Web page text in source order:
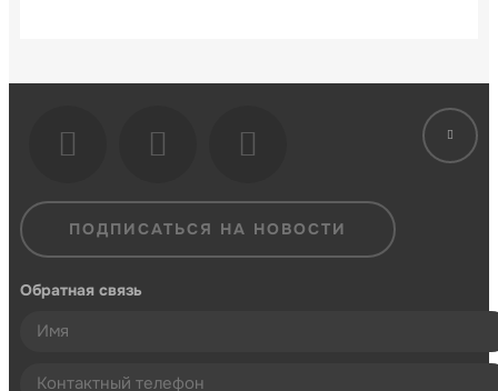
ПОДПИСАТЬСЯ НА НОВОСТИ
Обратная связь